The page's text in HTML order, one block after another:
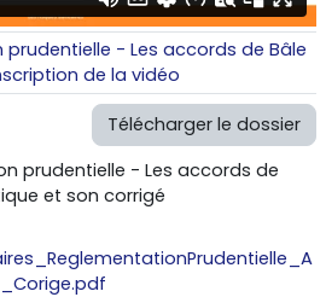
- Les accords de Bâle
de la vidéo
Télécharger le dossier
prudentielle - Les accords de
et son corrigé